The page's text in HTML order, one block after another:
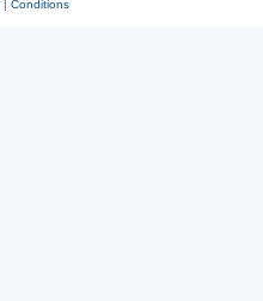
| Conditions